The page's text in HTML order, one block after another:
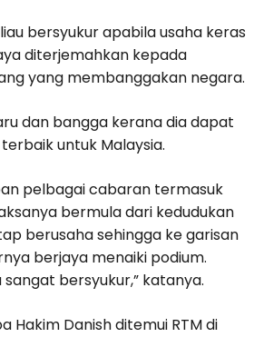
bersyukur apabila usaha keras
diterjemahkan kepada
yang membanggakan negara.
dan bangga kerana dia dapat
untuk Malaysia.
pelbagai cabaran termasuk
bermula dari kedudukan
berusaha sehingga ke garisan
berjaya menaiki podium.
bersyukur,” katanya.
Hakim Danish ditemui RTM di